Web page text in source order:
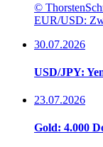
©
EUR/USD:
30.07.2026
USD/JPY:
23.07.2026
Gold: 4.000